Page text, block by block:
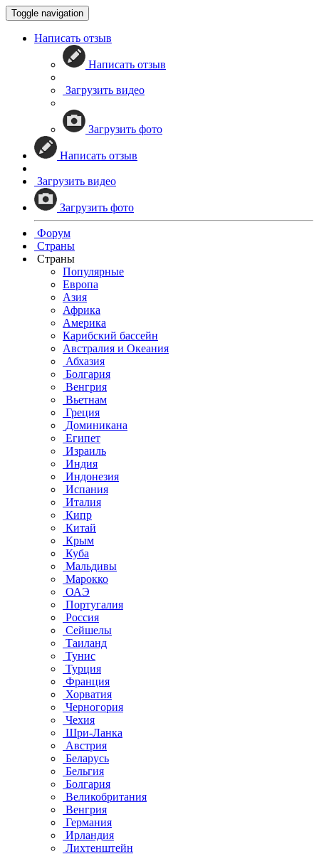
Toggle navigation
Написать отзыв
Написать отзыв
Загрузить видео
Загрузить фото
Написать отзыв
Загрузить видео
Загрузить фото
Форум
Страны
Страны
Популярные
Европа
Азия
Африка
Америка
Карибский бассейн
Австралия и Океания
Абхазия
Болгария
Венгрия
Вьетнам
Греция
Доминикана
Египет
Израиль
Индия
Индонезия
Испания
Италия
Кипр
Китай
Крым
Куба
Мальдивы
Марокко
ОАЭ
Португалия
Россия
Сейшелы
Таиланд
Тунис
Турция
Франция
Хорватия
Черногория
Чехия
Шри-Ланка
Австрия
Беларусь
Бельгия
Болгария
Великобритания
Венгрия
Германия
Ирландия
Лихтенштейн